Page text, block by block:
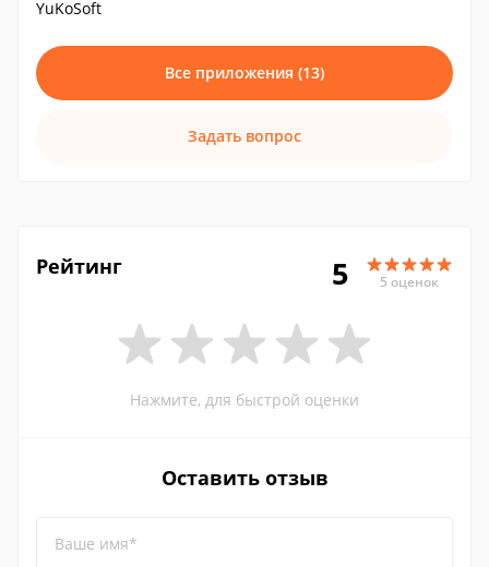
YuKoSoft
Все приложения (13)
Задать вопрос
Рейтинг 5 5 оценок
Нажмите, для быстрой оценки
Оставить отзыв
Ваше имя*